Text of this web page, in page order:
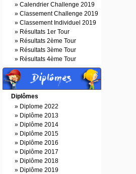
» Calendrier Challenge 2019
» Classement Challenge 2019
» Classement Individuel 2019
» Résultats 1er Tour
» Résultats 2ème Tour
» Résultats 3ème Tour
» Résultats 4ème Tour
Diplômes
Diplômes
» Diplome 2022
» Diplôme 2013
» Diplôme 2014
» Diplôme 2015
» Diplôme 2016
» Diplôme 2017
» Diplôme 2018
» Diplôme 2019